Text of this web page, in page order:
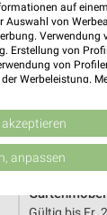
Gültig bis Fr.
auf
Auswahl von
Verwendung
Erstellung von
von
Werbeleistung.
Quellen.
reduzierter
Union
akzeptieren
anpassen